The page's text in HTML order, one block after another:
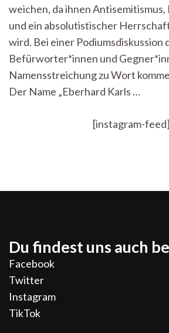
weichen, da ihnen
und ein absolutistischer
wird. Bei einer Podiumsdiskussion
Befürworter*innen und
Namensstreichung zu Wort
Der Name „Eberhard Karls …
[instagram-feed]
Du findest uns auch
Facebook
Twitter
Instagram
TikTok